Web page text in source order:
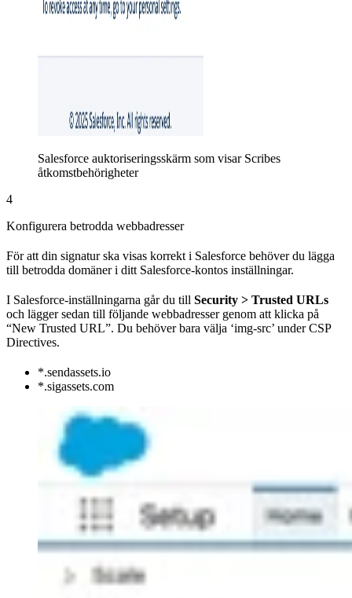
Salesforce auktoriseringsskärm som visar Scribes
åtkomstbehörigheter
4
Konfigurera betrodda webbadresser
För att din signatur ska visas korrekt i Salesforce behöver du lägga
till betrodda domäner i ditt Salesforce-kontos inställningar.
I Salesforce-inställningarna går du till Security > Trusted URLs
och lägger sedan till följande webbadresser genom att klicka på
“New Trusted URL”. Du behöver bara välja ‘img-src’ under CSP
Directives.
*.sendassets.io
*.sigassets.com